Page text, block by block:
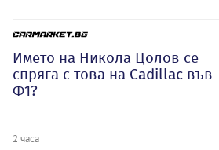
Името на Никола Цолов се
спряга с това на Cadillac във
Ф1?
2 часа